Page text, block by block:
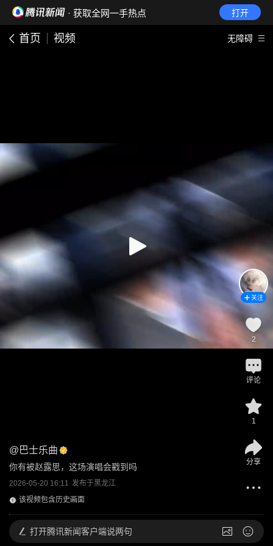
· 获取全网一手热点 打开
首页 视频 无障碍
@ 巴士乐曲
你有被赵露思，这场演唱会戳到吗
2026-05-20 16:11 发布于黑龙江
该视频包含历史画面
关注
2
评论
1
分享
打开腾讯新闻客户端说两句